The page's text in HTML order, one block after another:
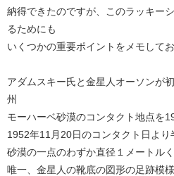
納得できたのですが、このラッキー
るためにも
いくつかの重要ポイントをメモしてお
アダムスキー氏と金星人オーソンが
州
モーハーベ砂漠のコンタクト地点を
1952年11月20日のコンタクト日より
砂漠の一点のわずか直径１メートル
唯一、金星人の靴底の図形の足跡模